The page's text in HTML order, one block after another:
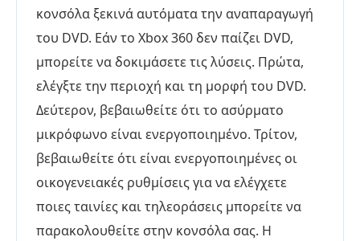
κονσόλα ξεκινά αυτόματα την αναπαραγωγή
του DVD. Εάν το Xbox 360 δεν παίζει DVD,
μπορείτε να δοκιμάσετε τις λύσεις. Πρώτα,
ελέγξτε την περιοχή και τη μορφή του DVD.
Δεύτερον, βεβαιωθείτε ότι το ασύρματο
μικρόφωνο είναι ενεργοποιημένο. Τρίτον,
βεβαιωθείτε ότι είναι ενεργοποιημένες οι
οικογενειακές ρυθμίσεις για να ελέγχετε
ποιες ταινίες και τηλεοράσεις μπορείτε να
παρακολουθείτε στην κονσόλα σας. Η